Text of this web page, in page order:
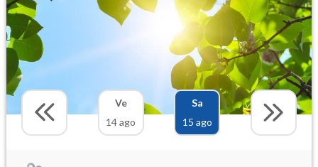
Ve
14 ago
Sa
15 ago